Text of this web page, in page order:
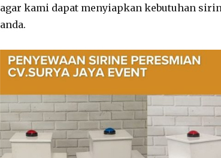
agar kami dapat menyiapkan kebutuhan
anda.